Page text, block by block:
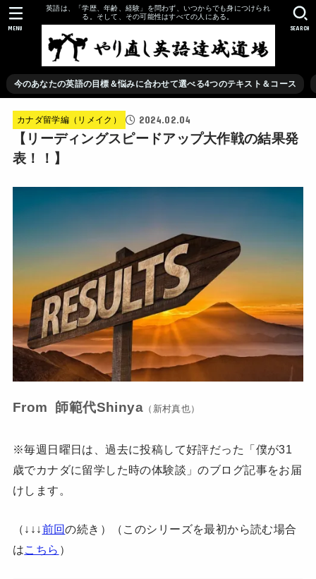
英語は、「学歴、年齢、経験」を問わず、いつからでも身につけられ
る。そして、その可能性はすべての人にある。
今のあなたの英語の目標＆悩みに合わせて選べる4つのテキスト＆コース
SEARCH
MENU
カナダ留学編（リメイク） 2024.02.04
【リーディングスピードアップ大作戦の結果発
表！！】
From 師範代Shinya （新村真也）
※毎週日曜日は、過去に投稿して好評だった「僕が31
歳でカナダに留学した時の体験談」のブログ記事をお届
けします。
（↓↓↓前回の続き）（このシリーズを最初から読む場合
はこちら ）